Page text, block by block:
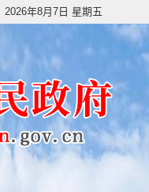
2026年8月7日 星期五